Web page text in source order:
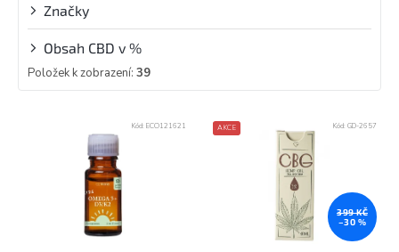
Značky
Obsah CBD v %
Položek k zobrazení: 39
Kód: ECO121621 AKCE
399 KČ
–30 %
Kód: GD-2657